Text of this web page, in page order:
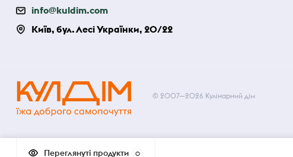
info@kuldim.com
Київ, бул. Лесі Українки, 20/22
© 2007—2026 Кулінарний дім
Переглянуті продукти 0